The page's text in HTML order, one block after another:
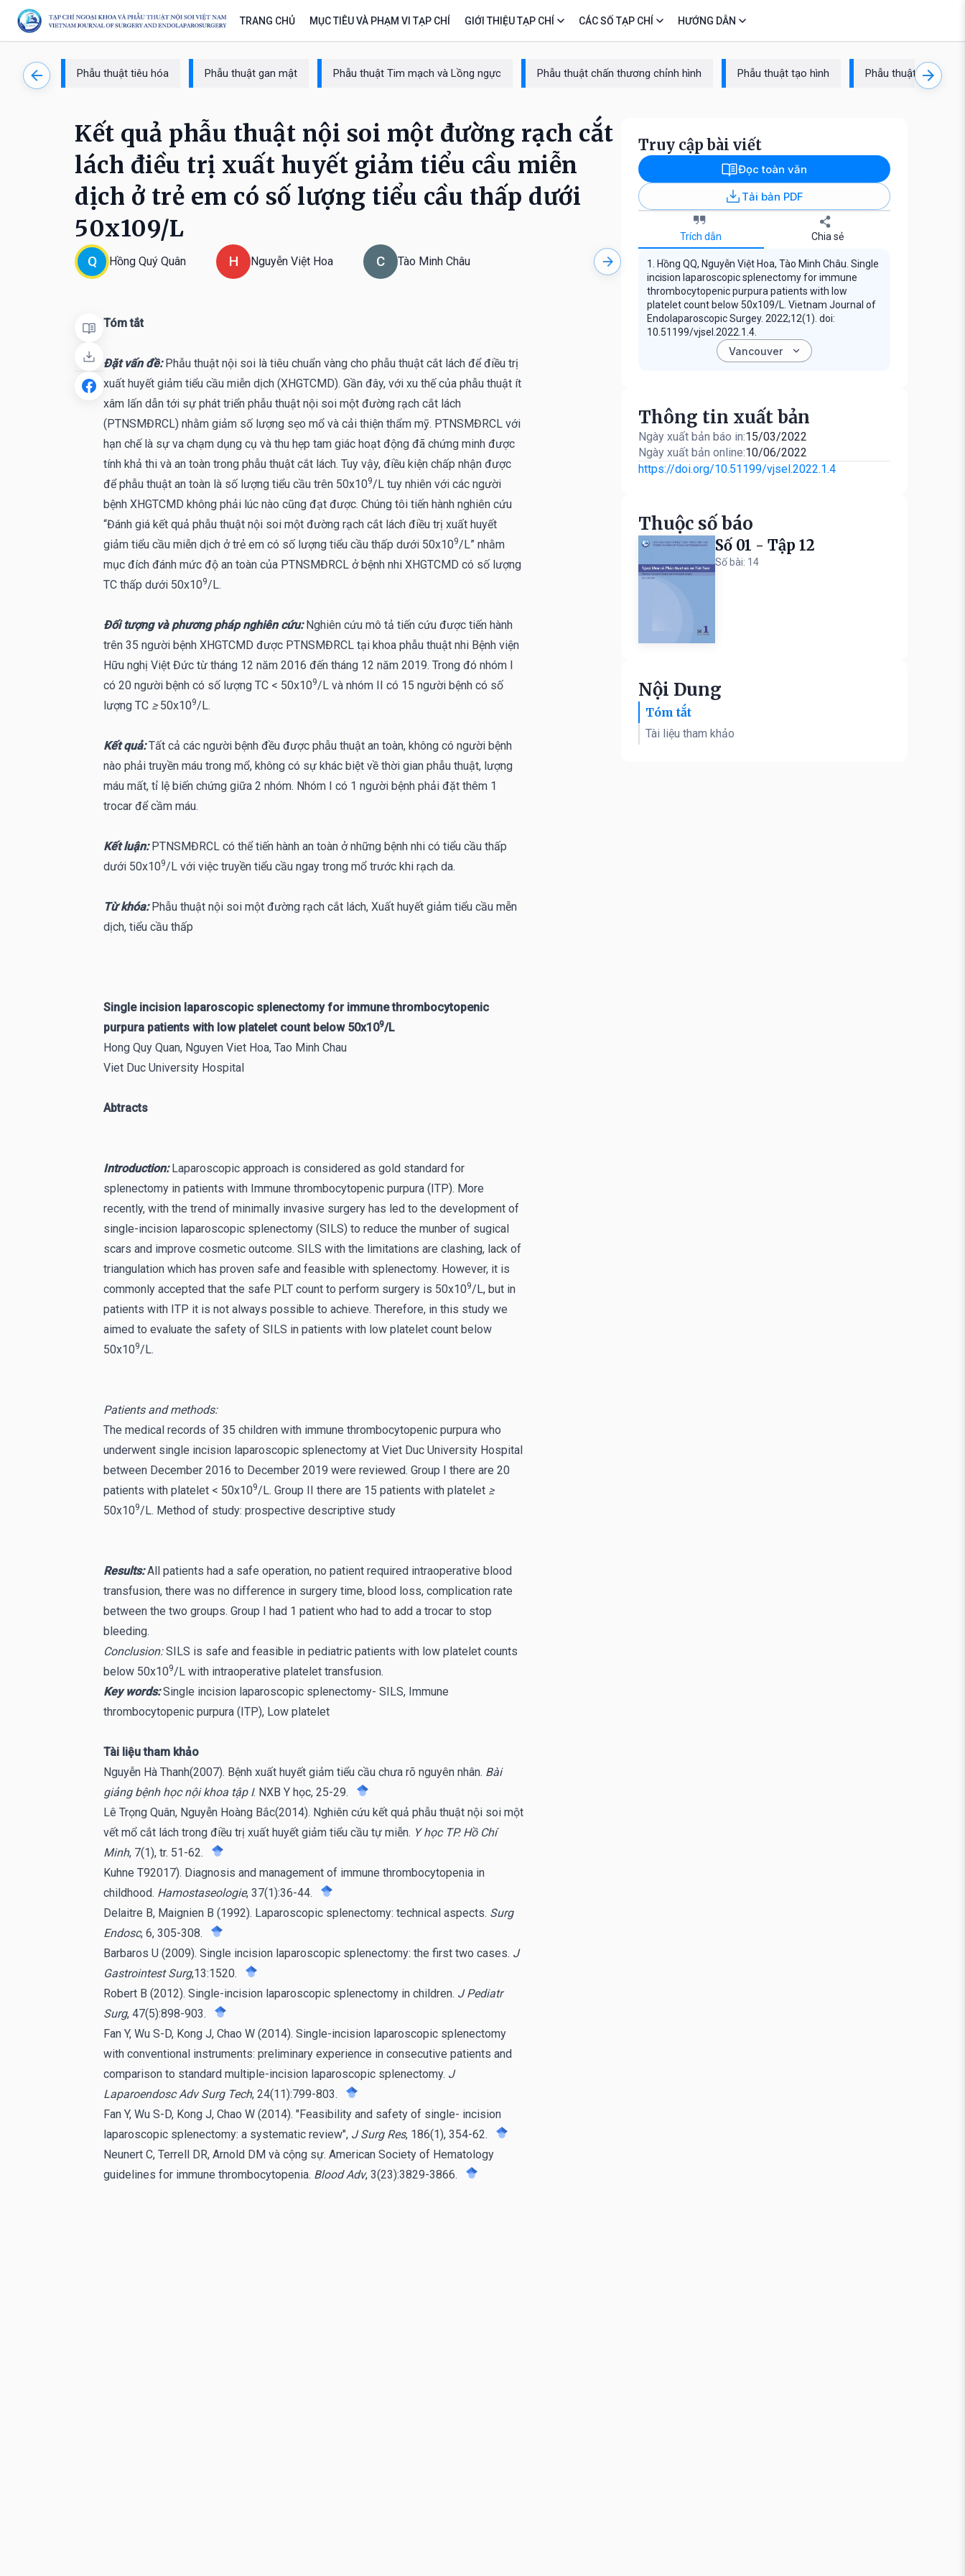
TRANG CHỦ MỤC TIÊU VÀ PHẠM VI TẠP CHÍ GIỚI THIỆU TẠP CHÍ CÁC SỐ TẠP CHÍ HƯỚNG DẪN
Phẫu thuật tiêu hóa Phẫu thuật gan mật Phẫu thuật Tim mạch và Lồng ngực Phẫu thuật chấn thương chỉnh hình Phẫu thuật tạo hình Phẫu thuật cột sống
Kết quả phẫu thuật nội soi một đường rạch cắt
lách điều trị xuất huyết giảm tiểu cầu miễn
dịch ở trẻ em có số lượng tiểu cầu thấp dưới
50x109/L
Q Hồng Quý Quân H Nguyễn Việt Hoa C Tào Minh Châu
Tóm tắt
Đặt vấn đề: Phẫu thuật nội soi là tiêu chuẩn vàng cho phẫu thuật cắt lách để điều trị
xuất huyết giảm tiểu cầu miễn dịch (XHGTCMD). Gần đây, với xu thế của phẫu thuật ít
xâm lấn dẫn tới sự phát triển phẫu thuật nội soi một đường rạch cắt lách
(PTNSMĐRCL) nhằm giảm số lượng sẹo mổ và cải thiện thẩm mỹ. PTNSMĐRCL với
hạn chế là sự va chạm dụng cụ và thu hẹp tam giác hoạt động đã chứng minh được
tính khả thi và an toàn trong phẫu thuật cắt lách. Tuy vậy, điều kiện chấp nhận được
để phẫu thuật an toàn là số lượng tiểu cầu trên 50x109/L tuy nhiên với các người
bệnh XHGTCMD không phải lúc nào cũng đạt được. Chúng tôi tiến hành nghiên cứu
“Đánh giá kết quả phẫu thuật nội soi một đường rạch cắt lách điều trị xuất huyết
giảm tiểu cầu miễn dịch ở trẻ em có số lượng tiểu cầu thấp dưới 50x109/L” nhằm
mục đích đánh mức độ an toàn của PTNSMĐRCL ở bệnh nhi XHGTCMD có số lượng
TC thấp dưới 50x109/L.
Đối tượng và phương pháp nghiên cứu: Nghiên cứu mô tả tiến cứu được tiến hành
trên 35 người bệnh XHGTCMD được PTNSMĐRCL tại khoa phẫu thuật nhi Bệnh viện
Hữu nghị Việt Đức từ tháng 12 năm 2016 đến tháng 12 năm 2019. Trong đó nhóm I
có 20 người bệnh có số lượng TC < 50x109/L và nhóm II có 15 người bệnh có số
lượng TC ≥50x109/L.
Kết quả: Tất cả các người bệnh đều được phẫu thuật an toàn, không có người bệnh
nào phải truyền máu trong mổ, không có sự khác biệt về thời gian phẫu thuật, lượng
máu mất, tỉ lệ biến chứng giữa 2 nhóm. Nhóm I có 1 người bệnh phải đặt thêm 1
trocar để cầm máu.
Kết luận: PTNSMĐRCL có thể tiến hành an toàn ở những bệnh nhi có tiểu cầu thấp
dưới 50x109/L với việc truyền tiểu cầu ngay trong mổ trước khi rạch da.
Từ khóa: Phẫu thuật nội soi một đường rạch cắt lách, Xuất huyết giảm tiểu cầu mễn
dịch, tiểu cầu thấp
Single incision laparoscopic splenectomy for immune thrombocytopenic
purpura patients with low platelet count below 50x109/L
Hong Quy Quan, Nguyen Viet Hoa, Tao Minh Chau
Viet Duc University Hospital
Abtracts
Introduction: Laparoscopic approach is considered as gold standard for
splenectomy in patients with Immune thrombocytopenic purpura (ITP). More
recently, with the trend of minimally invasive surgery has led to the development of
single-incision laparoscopic splenectomy (SILS) to reduce the munber of sugical
scars and improve cosmetic outcome. SILS with the limitations are clashing, lack of
triangulation which has proven safe and feasible with splenectomy. However, it is
commonly accepted that the safe PLT count to perform surgery is 50x109/L, but in
patients with ITP it is not always possible to achieve. Therefore, in this study we
aimed to evaluate the safety of SILS in patients with low platelet count below
50x109/L.
Patients and methods:
The medical records of 35 children with immune thrombocytopenic purpura who
underwent single incision laparoscopic splenectomy at Viet Duc University Hospital
between December 2016 to December 2019 were reviewed. Group I there are 20
patients with platelet < 50x109/L. Group II there are 15 patients with platelet ≥
50x109/L. Method of study: prospective descriptive study
Results: All patients had a safe operation, no patient required intraoperative blood
transfusion, there was no difference in surgery time, blood loss, complication rate
between the two groups. Group I had 1 patient who had to add a trocar to stop
bleeding.
Conclusion:SILS is safe and feasible in pediatric patients with low platelet counts
below 50x109/L with intraoperative platelet transfusion.
Key words:Single incision laparoscopic splenectomy- SILS, Immune
thrombocytopenic purpura (ITP), Low platelet
Tài liệu tham khảo
Nguyễn Hà Thanh(2007). Bệnh xuất huyết giảm tiểu cầu chưa rõ nguyên nhân. Bài
giảng bệnh học nội khoa tập I. NXB Y học, 25-29.
Lê Trọng Quân, Nguyễn Hoàng Bắc(2014). Nghiên cứu kết quả phẫu thuật nội soi một
vết mổ cắt lách trong điều trị xuất huyết giảm tiểu cầu tự miễn. Y học TP. Hồ Chí
Minh, 7(1), tr. 51-62.
Kuhne T92017). Diagnosis and management of immune thrombocytopenia in
childhood. Hamostaseologie, 37(1):36-44.
Delaitre B, Maignien B (1992). Laparoscopic splenectomy: technical aspects. Surg
Endosc, 6, 305-308.
Barbaros U (2009). Single incision laparoscopic splenectomy: the first two cases. J
Gastrointest Surg,13:1520.
Robert B (2012). Single-incision laparoscopic splenectomy in children. J Pediatr
Surg, 47(5):898-903.
Fan Y, Wu S-D, Kong J, Chao W (2014). Single-incision laparoscopic splenectomy
with conventional instruments: preliminary experience in consecutive patients and
comparison to standard multiple-incision laparoscopic splenectomy. J
Laparoendosc Adv Surg Tech, 24(11):799-803.
Fan Y, Wu S-D, Kong J, Chao W (2014). "Feasibility and safety of single- incision
laparoscopic splenectomy: a systematic review", J Surg Res, 186(1), 354-62.
Neunert C, Terrell DR, Arnold DM và cộng sự. American Society of Hematology
guidelines for immune thrombocytopenia. Blood Adv, 3(23):3829-3866.
Truy cập bài viết
Đọc toàn văn
Tải bản PDF
Trích dẫn Chia sẻ
1. Hồng QQ, Nguyễn Việt Hoa, Tào Minh Châu. Single
incision laparoscopic splenectomy for immune
thrombocytopenic purpura patients with low
platelet count below 50x109/L. Vietnam Journal of
Endolaparoscopic Surgey. 2022;12(1). doi:
10.51199/vjsel.2022.1.4.
Thuộc số báo
Số 01 - Tập 12
Số bài: 14
Thông tin xuất bản
Ngày xuất bản báo in:15/03/2022
Ngày xuất bản online:10/06/2022
https://doi.org/10.51199/vjsel.2022.1.4
Nội Dung
Tóm tắt
Tài liệu tham khảo